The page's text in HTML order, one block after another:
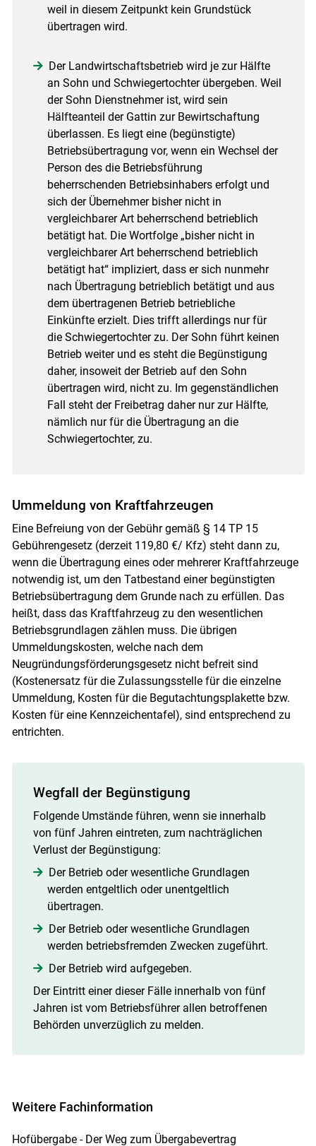
weil in diesem Zeitpunkt kein Grundstück
übertragen wird.
Der Landwirtschaftsbetrieb wird je zur Hälfte
an Sohn und Schwiegertochter übergeben. Weil
der Sohn Dienstnehmer ist, wird sein
Hälfteanteil der Gattin zur Bewirtschaftung
überlassen. Es liegt eine (begünstigte)
Betriebsübertragung vor, wenn ein Wechsel der
Person des die Betriebsführung
beherrschenden Betriebsinhabers erfolgt und
sich der Übernehmer bisher nicht in
vergleichbarer Art beherrschend betrieblich
betätigt hat. Die Wortfolge „bisher nicht in
vergleichbarer Art beherrschend betrieblich
betätigt hat“ impliziert, dass er sich nunmehr
nach Übertragung betrieblich betätigt und aus
dem übertragenen Betrieb betriebliche
Einkünfte erzielt. Dies trifft allerdings nur für
die Schwiegertochter zu. Der Sohn führt keinen
Betrieb weiter und es steht die Begünstigung
daher, insoweit der Betrieb auf den Sohn
übertragen wird, nicht zu. Im gegenständlichen
Fall steht der Freibetrag daher nur zur Hälfte,
nämlich nur für die Übertragung an die
Schwiegertochter, zu.
Ummeldung von Kraftfahrzeugen
Eine Befreiung von der Gebühr gemäß § 14 TP 15
Gebührengesetz (derzeit 119,80 €/ Kfz) steht dann zu,
wenn die Übertragung eines oder mehrerer Kraftfahrzeuge
notwendig ist, um den Tatbestand einer begünstigten
Betriebsübertragung dem Grunde nach zu erfüllen. Das
heißt, dass das Kraftfahrzeug zu den wesentlichen
Betriebsgrundlagen zählen muss. Die übrigen
Ummeldungskosten, welche nach dem
Neugründungsförderungsgesetz nicht befreit sind
(Kostenersatz für die Zulassungsstelle für die einzelne
Ummeldung, Kosten für die Begutachtungsplakette bzw.
Kosten für eine Kennzeichentafel), sind entsprechend zu
entrichten.
Wegfall der Begünstigung
Folgende Umstände führen, wenn sie innerhalb
von fünf Jahren eintreten, zum nachträglichen
Verlust der Begünstigung:
Der Betrieb oder wesentliche Grundlagen
werden entgeltlich oder unentgeltlich
übertragen.
Der Betrieb oder wesentliche Grundlagen
werden betriebsfremden Zwecken zugeführt.
Der Betrieb wird aufgegeben.
Der Eintritt einer dieser Fälle innerhalb von fünf
Jahren ist vom Betriebsführer allen betroffenen
Behörden unverzüglich zu melden.
Weitere Fachinformation
Hofübergabe - Der Weg zum Übergabevertrag